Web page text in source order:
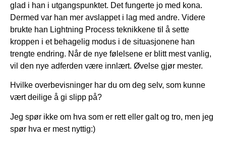
glad i han i utgangspunktet. Det fungerte jo med kona.
Dermed var han mer avslappet i lag med andre. Videre
brukte han Lightning Process teknikkene til å sette
kroppen i et behagelig modus i de situasjonene han
trengte endring. Når de nye følelsene er blitt mest vanlig,
vil den nye adferden være innlært. Øvelse gjør mester.
Hvilke overbevisninger har du om deg selv, som kunne
vært deilige å gi slipp på?
Jeg spør ikke om hva som er rett eller galt og tro, men jeg
spør hva er mest nyttig:)